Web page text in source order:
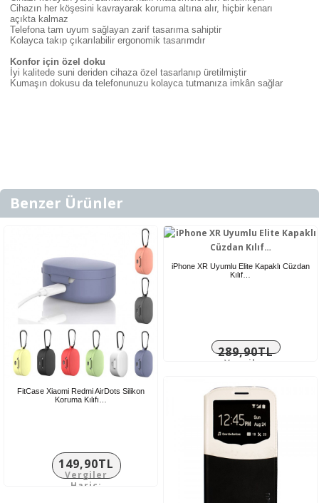
Cihazın her köşesini kavrayarak koruma altına alır, hiçbir kenarı
açıkta kalmaz
Telefona tam uyum sağlayan zarif tasarıma sahiptir
Kolayca takıp çıkarılabilir ergonomik tasarımdır
Konfor için özel doku
İyi kalitede suni deriden cihaza özel tasarlanıp üretilmiştir
Kumaşın dokusu da telefonunuzu kolayca tutmanıza imkân sağlar
Benzer Ürünler
FitCase Xiaomi Redmi AirDots Silikon
Koruma Kılıfı…
149,90TL
Vergiler
Hariç:
iPhone XR Uyumlu Elite Kapaklı Cüzdan
Kılıf…
289,90TL
Vergiler
241,58TL